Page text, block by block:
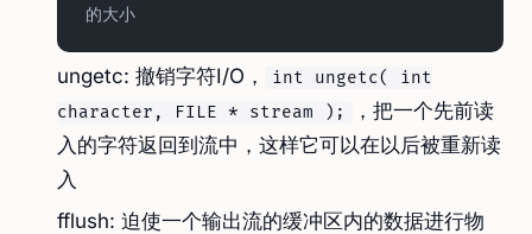
的大小
ungetc: 撤销字符I/O，
int ungetc( int
character, FILE * stream );
，把一个先前读
入的字符返回到流中，这样它可以在以后被重新读
入
fflush: 迫使一个输出流的缓冲区内的数据进行物